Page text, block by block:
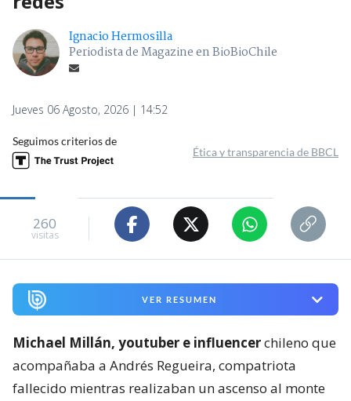
Ignacio Hermosilla
Periodista de Magazine en BioBioChile
Jueves 06 Agosto, 2026 | 14:52
Seguimos criterios de
Ética y transparencia de BBCL
260
visitas
VER RESUMEN
Michael Millán, youtuber e influencerchileno que
acompañaba a Andrés Regueira, compatriota
fallecido mientras realizaban un ascenso al monte